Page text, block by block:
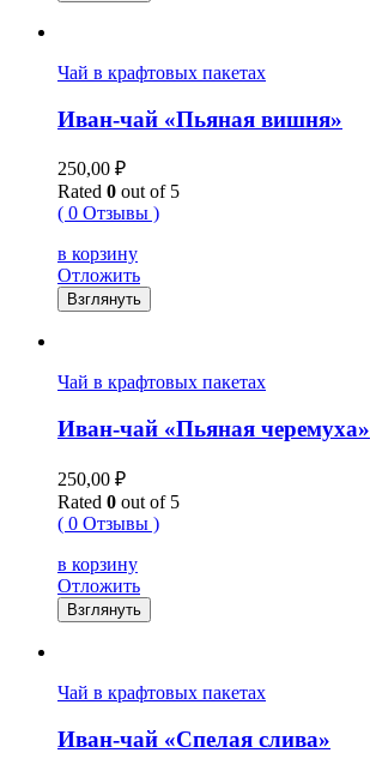
Чай в крафтовых пакетах
Иван-чай «Пьяная вишня»
250,00 ₽
Rated 0 out of 5
( 0 Отзывы )
в корзину
Отложить
Взглянуть
Чай в крафтовых пакетах
Иван-чай «Пьяная черемуха»
250,00 ₽
Rated 0 out of 5
( 0 Отзывы )
в корзину
Отложить
Взглянуть
Чай в крафтовых пакетах
Иван-чай «Спелая слива»